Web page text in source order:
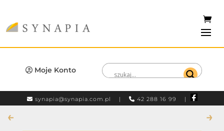
Moje Konto
synapia@synapia.com.pl | 42 288 16 99 |
← →